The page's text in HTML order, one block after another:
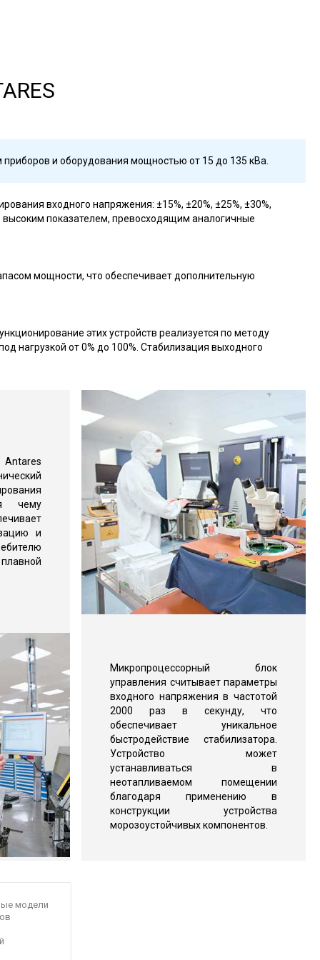
и оборудования мощностью от 15 до 135 кВа.
входного напряжения: ±15%, ±20%, ±25%, ±30%,
высоким показателем, превосходящим аналогичные
мощности, что обеспечивает дополнительную
этих устройств реализуется по методу
нагрузкой от 0% до 100%. Стабилизация выходного
чему
и
Микропроцессорный блок
управления считывает параметры
входного напряжения в частотой
2000 раз в секунду, что
обеспечивает уникальное
быстродействие стабилизатора.
Устройство может
устанавливаться в
неотапливаемом помещении
благодаря применению в
конструкции устройства
морозоустойчивых компонентов.
модели